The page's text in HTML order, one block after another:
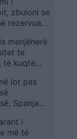
zbuloni se
rezervuar
menjëherë
te
të kuqtë
për
ri
lot pas
Spanja
i
më të